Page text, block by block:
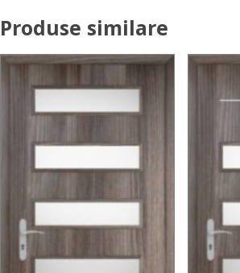
Produse similare